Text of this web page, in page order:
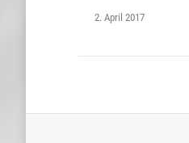
2. April 2017